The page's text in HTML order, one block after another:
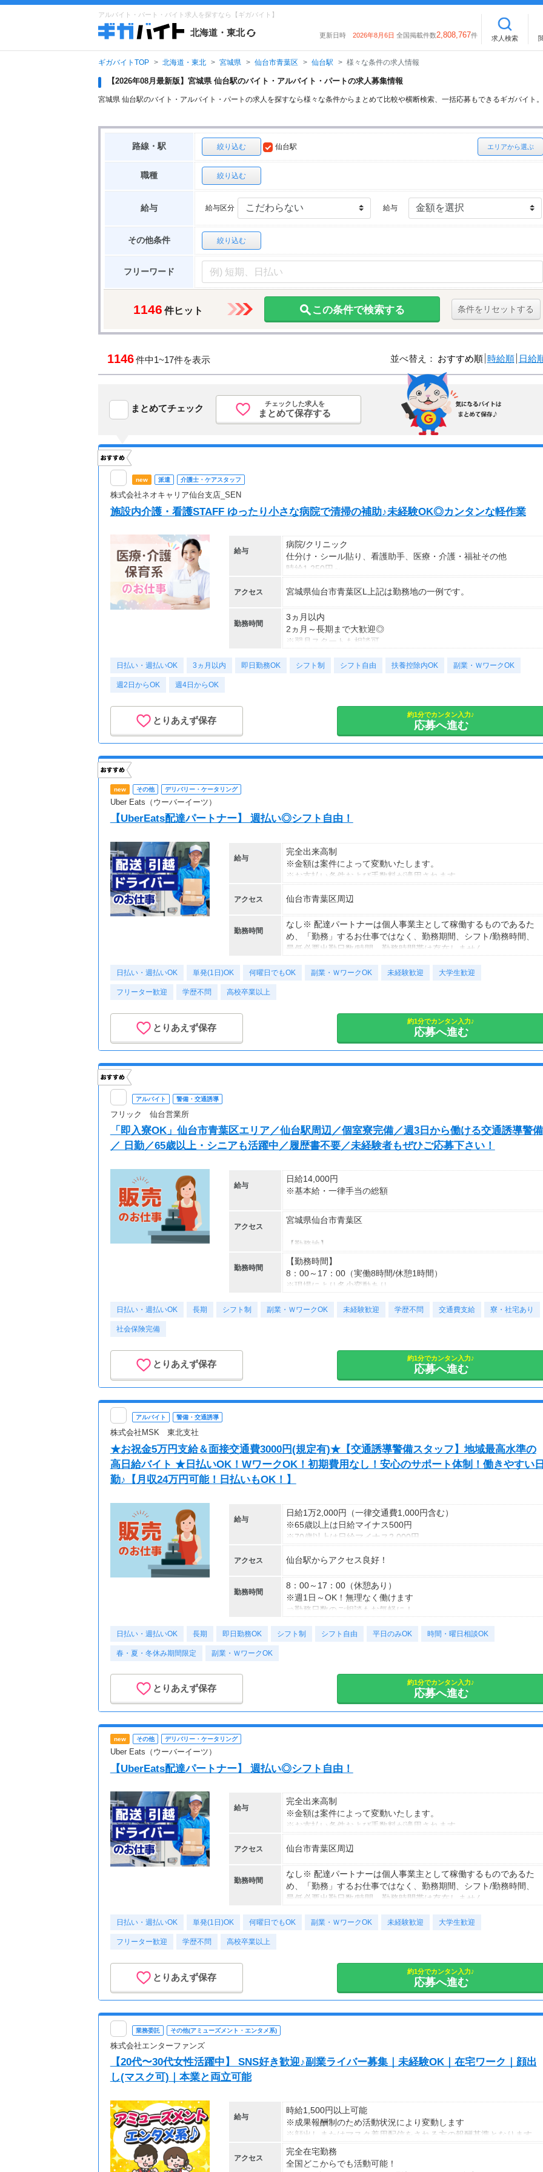
アルバイト・パート・バイト求人を探すなら【ギガバイト】
北海道・東北 更新日時 2026年8月6日 全国掲載件数2,808,767件 求人検索
ギガバイトTOP 北海道・東北 宮城県 仙台市青葉区 仙台駅 様々な条件の求人情報
【2026年08月最新版】宮城県 仙台駅のバイト・アルバイト・パートの求人募集情報
宮城県 仙台駅のバイト・アルバイト・パートの求人を探すなら様々な条件からまとめて比較や横断検索、一括応募もできるギガバイト。
路線・駅 絞り込む エリアから選ぶ
仙台駅
職種 絞り込む
給与 給与区分 給与
その他条件 絞り込む
フリーワード
1146 件ヒット この条件で検索する 条件をリセットする
1146件中1~17件を表示 並べ替え： おすすめ順 時給順 日給
まとめてチェック チェックした求人を
まとめて保存する
new 派遣 介護士・ケアスタッフ
株式会社ネオキャリア仙台支店_SEN
施設内介護・看護STAFF ゆったり小さな病院で清掃の補助♪未経験OK◎カンタンな軽作業
給与
病院/クリニック
仕分け・シール貼り、看護助手、医療・介護・福祉その他
時給1,250円～
※お給料は最短で週払いOK！（規定有）
※残業代は別途全額支給
アクセス 宮城県仙台市青葉区L上記は勤務地の一例です。
勤務時間
3ヵ月以内
2ヵ月～長期まで大歓迎◎
※翌月スタートも相談可
日払い・週払いOK 3ヵ月以内 即日勤務OK シフト制 シフト自由 扶養控除内OK 副業・ＷワークOK
週2日からOK 週4日からOK
とりあえず保存
約1分でカンタン入力♪
応募へ進む
new その他 デリバリー・ケータリング
Uber Eats（ウーバーイーツ）
【UberEats配達パートナー】 週払い◎シフト自由！
給与
完全出来高制
※金額は案件によって変動いたします。
※お支払い条件および手数料が適用されます
アクセス 仙台市青葉区周辺
勤務時間
なし※ 配達パートナーは個人事業主として稼働するものであるた
め、「勤務」するお仕事ではなく、勤務期間、シフト/勤務時間、
最低必要出勤日数/時間、勤務時間帯は存在しません。
日払い・週払いOK 単発(1日)OK 何曜日でもOK 副業・ＷワークOK 未経験歓迎 大学生歓迎
フリーター歓迎 学歴不問 高校卒業以上
とりあえず保存
約1分でカンタン入力♪
応募へ進む
アルバイト 警備・交通誘導
フリック 仙台営業所
「即入寮OK」仙台市青葉区エリア／仙台駅周辺／個室寮完備／週3日から働ける交通誘導警備
／ 日勤／65歳以上・シニアも活躍中／履歴書不要／未経験者もぜひご応募下さい！
給与
日給14,000円
※基本給・一律手当の総額
基本給:日給 10,000円 〜 固定残業代:なし
【一律手当】
・全員に一律で支払われる通勤・皆勤・家族手当金額:なし
・その他手当 一律入社祝金4,000円を含む
※入社5日目以降は入社祝金の支給がなくなります。
【入社祝金あり】
・交通費支給（自家用車、電車で現場に向かう場合のみ）
アクセス
宮城県仙台市青葉区
【勤務地】
仙台市青葉区を中心に勤務地多数あり
・直行直帰OK
・車、バイク通勤OK
勤務時間
【勤務時間】
8：00～17：00（実働8時間/休憩1時間）
※現場により多少変動あり
日払い・週払いOK 長期 シフト制 副業・ＷワークOK 未経験歓迎 学歴不問 交通費支給 寮・社宅あり
社会保険完備
とりあえず保存
約1分でカンタン入力♪
応募へ進む
アルバイト 警備・交通誘導
株式会社MSK 東北支社
★お祝金5万円支給＆面接交通費3000円(規定有)★【交通誘導警備スタッフ】地域最高水準の
高日給バイト ★日払いOK！WワークOK！初期費用なし！安心のサポート体制！働きやすい
勤♪【月収24万円可能！日払いもOK！】
給与
日給1万2,000円（一律交通費1,000円含む）
※65歳以上は日給マイナス500円
※70歳以上は日給マイナス2,000円
---
■交通誘導2級以上の資格をお持ちの方は
日給1万2,000円
（一律交通費1,000円含む）
※65歳以上は日給マイナス500円
※70歳以上は日給マイナス1,000円
1勤務につき1000円支給！！
70歳以降では低負荷業務や季節により
相談の上短時間勤務をすることもあるため
給与が上記になる場合がございます。
アクセス 仙台駅からアクセス良好！
勤務時間
8：00～17：00（休憩あり）
※週1日～OK！無理なく働けます
⇒勤務日数のご相談もお気軽に！
＜様々な働き方が可能＆歓迎＞
日払い・週払いOK 長期 即日勤務OK シフト制 シフト自由 平日のみOK 時間・曜日相談OK
春・夏・冬休み期間限定 副業・ＷワークOK
とりあえず保存
約1分でカンタン入力♪
応募へ進む
new その他 デリバリー・ケータリング
Uber Eats（ウーバーイーツ）
【UberEats配達パートナー】 週払い◎シフト自由！
給与
完全出来高制
※金額は案件によって変動いたします。
※お支払い条件および手数料が適用されます
アクセス 仙台市青葉区周辺
勤務時間
なし※ 配達パートナーは個人事業主として稼働するものであるた
め、「勤務」するお仕事ではなく、勤務期間、シフト/勤務時間、
最低必要出勤日数/時間、勤務時間帯は存在しません。
日払い・週払いOK 単発(1日)OK 何曜日でもOK 副業・ＷワークOK 未経験歓迎 大学生歓迎
フリーター歓迎 学歴不問 高校卒業以上
とりあえず保存
約1分でカンタン入力♪
応募へ進む
業務委託 その他(アミューズメント・エンタメ系)
株式会社エンターファンズ
【20代〜30代女性活躍中】 SNS好き歓迎♪副業ライバー募集｜未経験OK｜在宅ワーク｜顔出
し(マスク可)｜本業と両立可能
給与
時給1,500円以上可能
※成果報酬制のため活動状況により変動します
※顔出しまたはマスク着用配信をされる方の報酬基準となります
【収入例】
■事務職Aさん（週3日・月50時間程度）
アクセス
完全在宅勤務
全国どこからでも活動可能！